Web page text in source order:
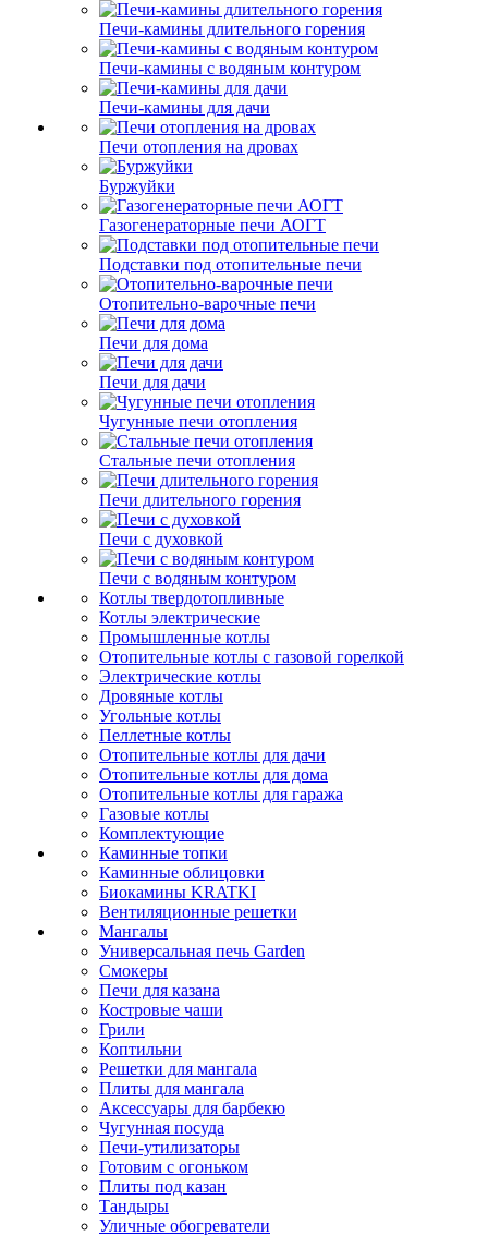
Печи-камины длительного горения
Печи-камины с водяным контуром
Печи-камины для дачи
Печи отопления на дровах
Буржуйки
Газогенераторные печи АОГТ
Подставки под отопительные печи
Отопительно-варочные печи
Печи для дома
Печи для дачи
Чугунные печи отопления
Стальные печи отопления
Печи длительного горения
Печи с духовкой
Печи с водяным контуром
Котлы твердотопливные
Котлы электрические
Промышленные котлы
Отопительные котлы с газовой горелкой
Электрические котлы
Дровяные котлы
Угольные котлы
Пеллетные котлы
Отопительные котлы для дачи
Отопительные котлы для дома
Отопительные котлы для гаража
Газовые котлы
Комплектующие
Каминные топки
Каминные облицовки
Биокамины KRATKI
Вентиляционные решетки
Мангалы
Универсальная печь Garden
Смокеры
Печи для казана
Костровые чаши
Грили
Коптильни
Решетки для мангала
Плиты для мангала
Аксессуары для барбекю
Чугунная посуда
Печи-утилизаторы
Готовим с огоньком
Плиты под казан
Тандыры
Уличные обогреватели